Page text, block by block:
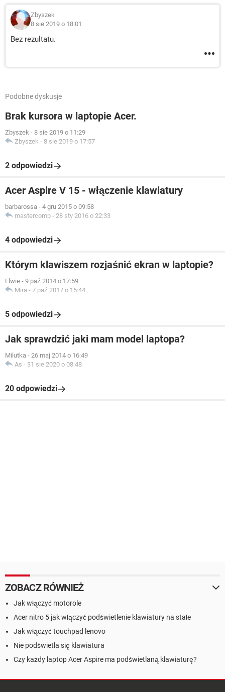
Zbyszek
8 sie 2019 o 18:01
Bez rezultatu.
Podobne dyskusje
Brak kursora w laptopie Acer.
Zbyszek - 8 sie 2019 o 11:29
Zbyszek - 8 sie 2019 o 17:57
2 odpowiedzi
Acer Aspire V 15 - włączenie klawiatury
barbarossa - 4 gru 2015 o 09:58
mastercomp - 28 sty 2016 o 22:33
4 odpowiedzi
Którym klawiszem rozjaśnić ekran w laptopie?
Elwie - 9 paź 2014 o 17:59
Mira - 7 paź 2017 o 15:44
5 odpowiedzi
Jak sprawdzić jaki mam model laptopa?
Milutka - 26 maj 2014 o 16:49
As - 31 sie 2020 o 08:48
20 odpowiedzi
ZOBACZ RÓWNIEŻ
Jak włączyć motorole
Acer nitro 5 jak włączyć podświetlenie klawiatury na stałe
Jak włączyć touchpad lenovo
Nie podświetla się klawiatura
Czy każdy laptop Acer Aspire ma podświetlaną klawiaturę?